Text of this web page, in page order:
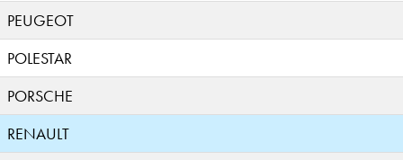
PEUGEOT
POLESTAR
PORSCHE
RENAULT